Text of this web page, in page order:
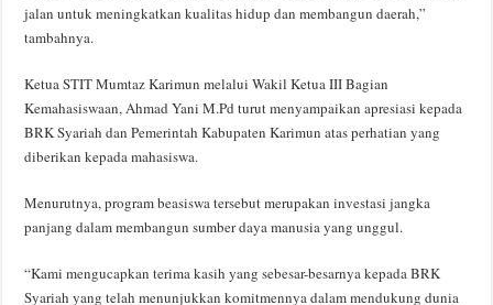
jalan untuk meningkatkan kualitas hidup dan membangun daerah,”
tambahnya.
Ketua STIT Mumtaz Karimun melalui Wakil Ketua III Bagian
Kemahasiswaan, Ahmad Yani M.Pd turut menyampaikan apresiasi kepada
BRK Syariah dan Pemerintah Kabupaten Karimun atas perhatian yang
diberikan kepada mahasiswa.
Menurutnya, program beasiswa tersebut merupakan investasi jangka
panjang dalam membangun sumber daya manusia yang unggul.
“Kami mengucapkan terima kasih yang sebesar-besarnya kepada BRK
Syariah yang telah menunjukkan komitmennya dalam mendukung dunia